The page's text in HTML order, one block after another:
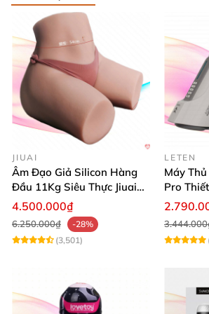
Loại sản phẩm
Cốc thủ dâm có rung
Thương hiệu
OEM
JIUAI
Âm Đạo Giả Silicon Hàng
Đầu 11Kg Siêu Thực Jiuai
Nhật
4.500.000₫
6.250.000₫
-28%
(3,501)
LETEN
Máy
Pro
Cảm